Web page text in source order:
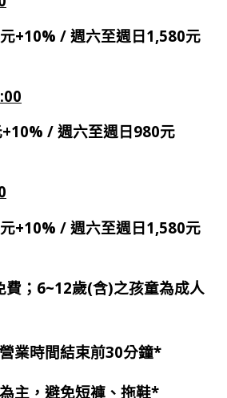
+10% / 週六至週日1,580元
/ 週六至週日980元
+10% / 週六至週日1,580元
；6~12歲(含)之孩童為成人
業時間結束前30分鐘*
主，避免短褲、拖鞋*